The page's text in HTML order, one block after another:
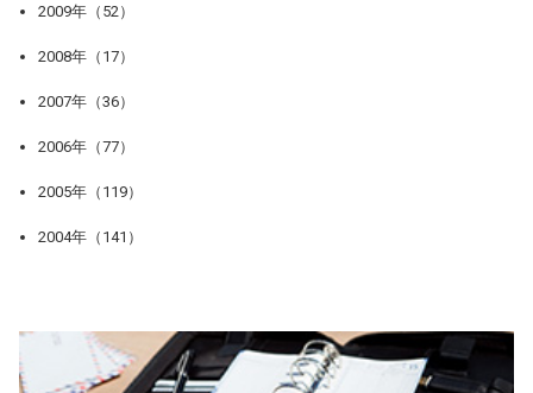
2009年（52）
2008年（17）
2007年（36）
2006年（77）
2005年（119）
2004年（141）